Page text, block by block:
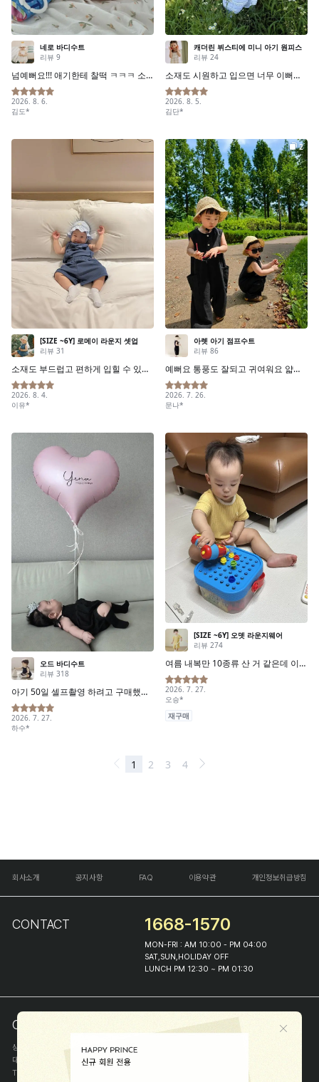
회사소개 공지사항 FAQ 이용약관 개인정보취급방침
CONTACT 1668-1570
MON-FRI : AM 10:00 - PM 04:00
SAT,SUN,HOLIDAY OFF
LUNCH PM 12:30 ~ PM 01:30
COMPANY INFO
상호
(주)해피프린스
대표
이화진
TEL